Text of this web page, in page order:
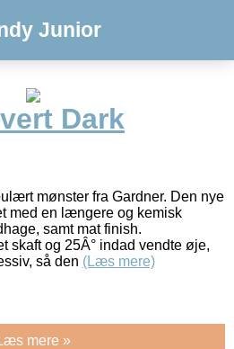
Junior
Dark
mønster fra Gardner. Den nye
med en længere og kemisk
samt mat finish.
skaft og 25Â° indad vendte øje,
så den (Læs mere)
mere »